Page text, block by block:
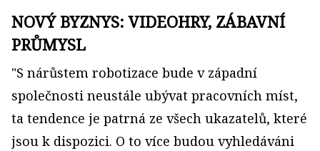
NOVÝ BYZNYS: VIDEOHRY, ZÁBAVNÍ
PRŮMYSL
"S nárůstem robotizace bude v západní
společnosti neustále ubývat pracovních míst,
ta tendence je patrná ze všech ukazatelů, které
jsou k dispozici. O to více budou vyhledáváni